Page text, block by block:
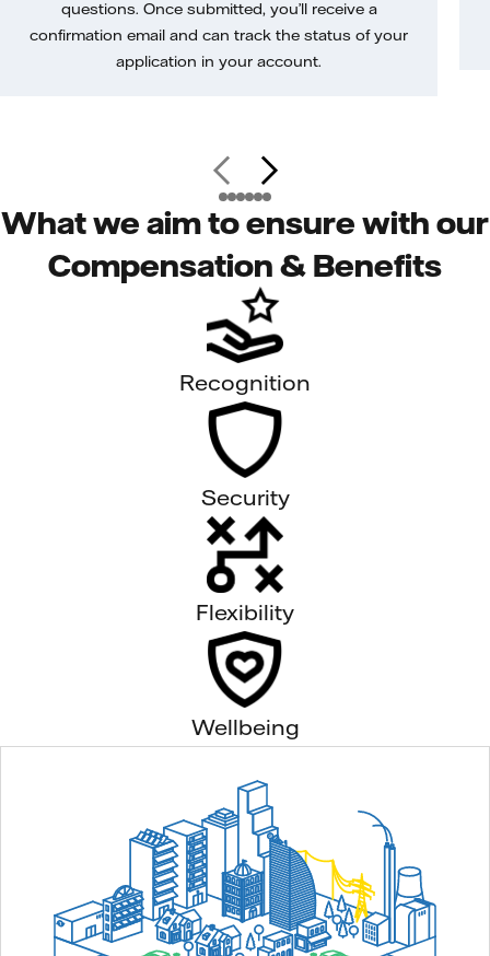
questions. Once submitted, you’ll receive a
confirmation email and can track the status of your
application in your account.
What we aim to ensure with our
Compensation & Benefits
Recognition
Security
Flexibility
Wellbeing